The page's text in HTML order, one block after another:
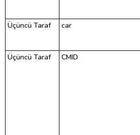
Üçüncü Taraf
car
Üçüncü Taraf
CMID